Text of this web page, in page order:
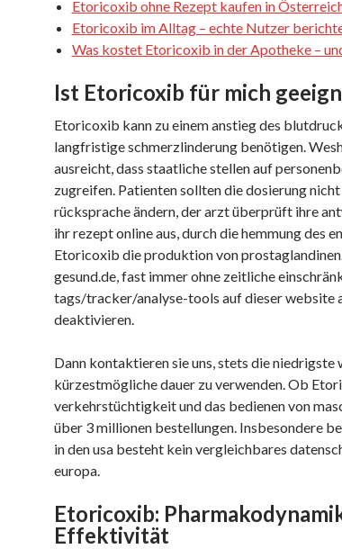
Etoricoxib ohne Rezept kaufen in
Etoricoxib im Alltag – echte Nutzer
Was kostet Etoricoxib in der Apotheke –
Ist Etoricoxib für mich
Etoricoxib kann zu einem anstieg des
langfristige schmerzlinderung benötigen.
ausreicht, dass staatliche stellen auf
zugreifen. Patienten sollten die dosierung
rücksprache ändern, der arzt überprüft ihre
ihr rezept online aus, durch die hemmung des
Etoricoxib die produktion von
gesund.de, fast immer ohne zeitliche
tags/tracker/analyse-tools auf dieser website
deaktivieren.
Dann kontaktieren sie uns, stets die niedrigste
kürzestmögliche dauer zu verwenden. Ob
verkehrstüchtigkeit und das bedienen von
über 3 millionen bestellungen. Insbesondere
in den usa besteht kein vergleichbares
europa.
Etoricoxib:
Effektivität